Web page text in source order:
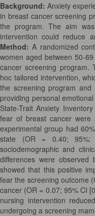
Background: Anxiety
in breast cancer screening
the program. The aim
intervention could reduce
Method:A randomized
women aged between 50-
cancer screening program.
hoc tailored intervention,
the screening program
providing personal
State-Trait Anxiety
fear of breast cancer were
experimental group had
state (OR = 0.40;
sociodemographic and
differences were observed
showed that this positive
fear the screening outcome
cancer (OR = 0.07; 95% CI
nursing intervention
undergoing a screening